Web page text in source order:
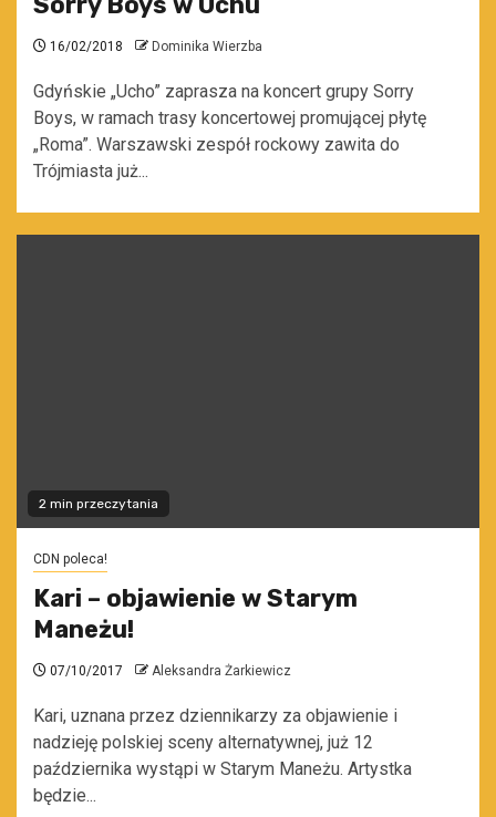
16/02/2018 Dominika Wierzba
Gdyńskie „Ucho” zaprasza na koncert grupy Sorry
Boys, w ramach trasy koncertowej promującej płytę
„Roma”. Warszawski zespół rockowy zawita do
Trójmiasta już...
2 min przeczytania
CDN poleca!
Kari – objawienie w Starym
Maneżu!
07/10/2017 Aleksandra Żarkiewicz
Kari, uznana przez dziennikarzy za objawienie i
nadzieję polskiej sceny alternatywnej, już 12
października wystąpi w Starym Maneżu. Artystka
będzie...